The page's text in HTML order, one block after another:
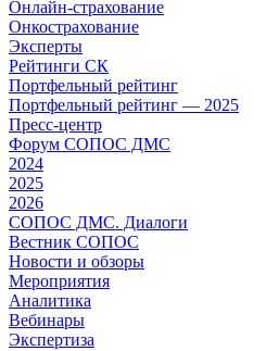
Онлайн-страхование
Онкострахование
Эксперты
Рейтинги СК
Портфельный рейтинг
Портфельный рейтинг — 2025
Пресс-центр
Форум СОПОС ДМС
2024
2025
2026
СОПОС ДМС. Диалоги
Вестник СОПОС
Новости и обзоры
Мероприятия
Аналитика
Вебинары
Экспертиза